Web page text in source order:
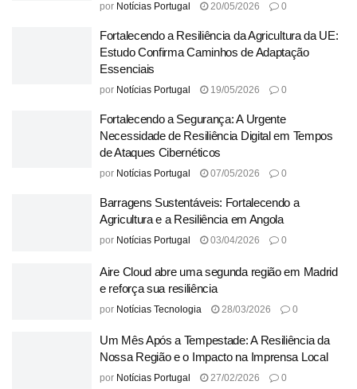
por Notícias Portugal 20/05/2026 0
Fortalecendo a Resiliência da Agricultura da UE:
Estudo Confirma Caminhos de Adaptação
Essenciais
por Notícias Portugal 19/05/2026 0
Fortalecendo a Segurança: A Urgente
Necessidade de Resiliência Digital em Tempos
de Ataques Cibernéticos
por Notícias Portugal 07/05/2026 0
Barragens Sustentáveis: Fortalecendo a
Agricultura e a Resiliência em Angola
por Notícias Portugal 03/04/2026 0
Aire Cloud abre uma segunda região em Madrid
e reforça sua resiliência
por Notícias Tecnologia 28/03/2026 0
Um Mês Após a Tempestade: A Resiliência da
Nossa Região e o Impacto na Imprensa Local
por Notícias Portugal 27/02/2026 0